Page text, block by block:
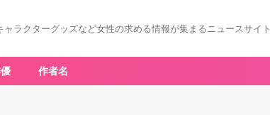
ャラクターグッズなど女性の求める情報が集まるニュースサイト
作者名